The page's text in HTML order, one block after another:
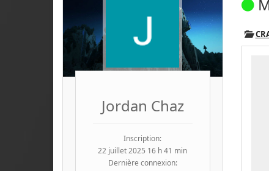
Jordan Chaz
Inscription:
22 juillet 2025 16 h 41 min
Dernière connexion: